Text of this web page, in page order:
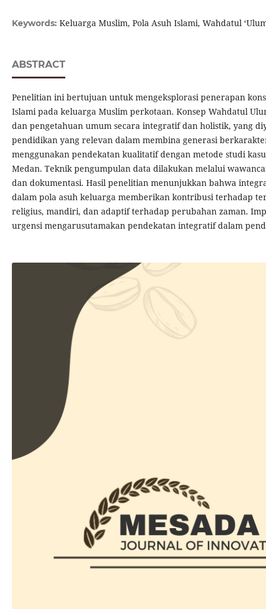
Keywords: Keluarga Muslim, Pola Asuh Islami, Wahdatul
ABSTRACT
Penelitian ini bertujuan untuk mengeksplorasi penerapan
Islami pada keluarga Muslim perkotaan. Konsep Wahdatul
dan pengetahuan umum secara integratif dan holistik, yang
pendidikan yang relevan dalam membina generasi
menggunakan pendekatan kualitatif dengan metode studi
Medan. Teknik pengumpulan data dilakukan melalui
dan dokumentasi. Hasil penelitian menunjukkan bahwa
dalam pola asuh keluarga memberikan kontribusi terhadap
religius, mandiri, dan adaptif terhadap perubahan zaman.
urgensi mengarusutamakan pendekatan integratif dalam